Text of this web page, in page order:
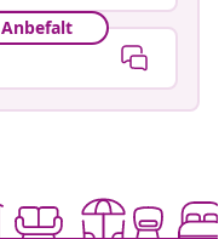
Anbefalt